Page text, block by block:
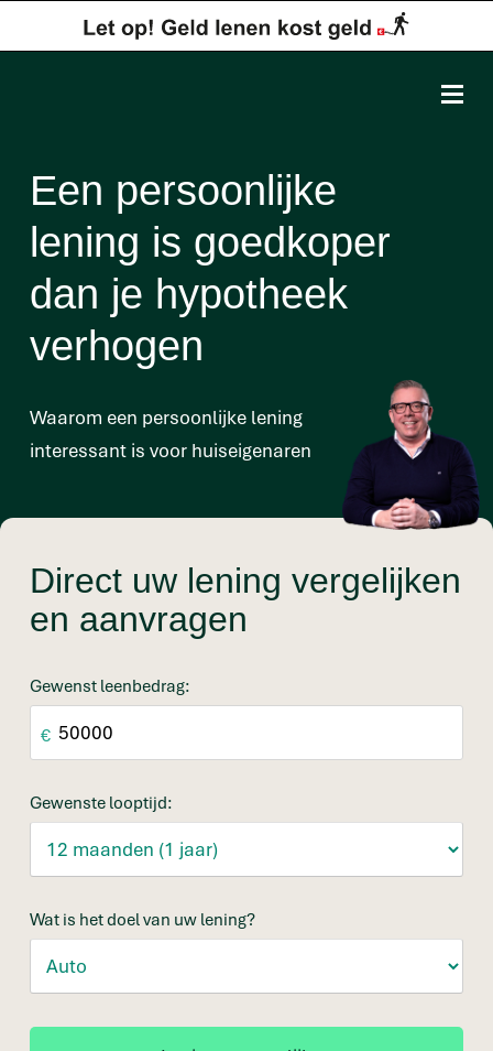
Een persoonlijke
lening is goedkoper
dan je hypotheek
verhogen
Waarom een persoonlijke lening
interessant is voor huiseigenaren
Direct uw lening vergelijken
en aanvragen
Gewenst leenbedrag:
€
Gewenste looptijd:
Wat is het doel van uw lening?